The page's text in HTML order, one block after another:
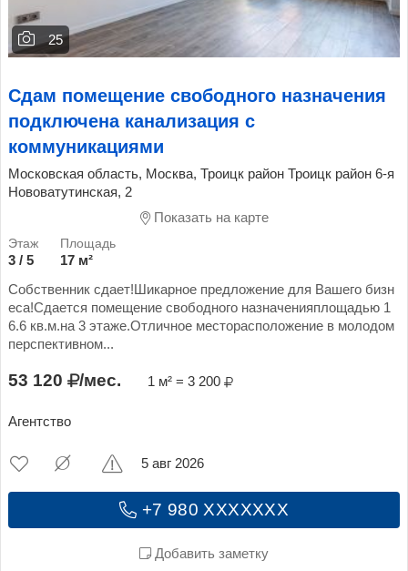
25
Сдам помещение свободного назначения
подключена канализация с
коммуникациями
Московская область, Москва, Троицк район Троицк район 6-я
Нововатутинская, 2
Показать на карте
3 / 5
17 м²
Собственник сдает!Шикарное предложение для Вашего бизн
еса!Сдается помещение свободного назначенияплощадью 1
6.6 кв.м.на 3 этаже.Отличное месторасположение в молодом
перспективном...
53 120 /мес. 1 м² = 3 200
Агентство
+7 980 XXXXXXX
Добавить заметку
5 авг 2026